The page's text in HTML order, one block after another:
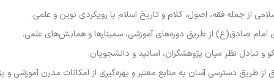
از جمله فقه، اصول، کلام و تاریخ اسلام با رویکردی نوین و علمی.
امام صادق(ع) از طریق دوره‌های آموزشی، سمینارها و همایش‌های علمی.
و تبادل نظر میان پژوهشگران، اساتید و دانشجویان.
طریق دسترسی آسان به منابع معتبر و بهره‌گیری از امکانات مدرن آموزشی و